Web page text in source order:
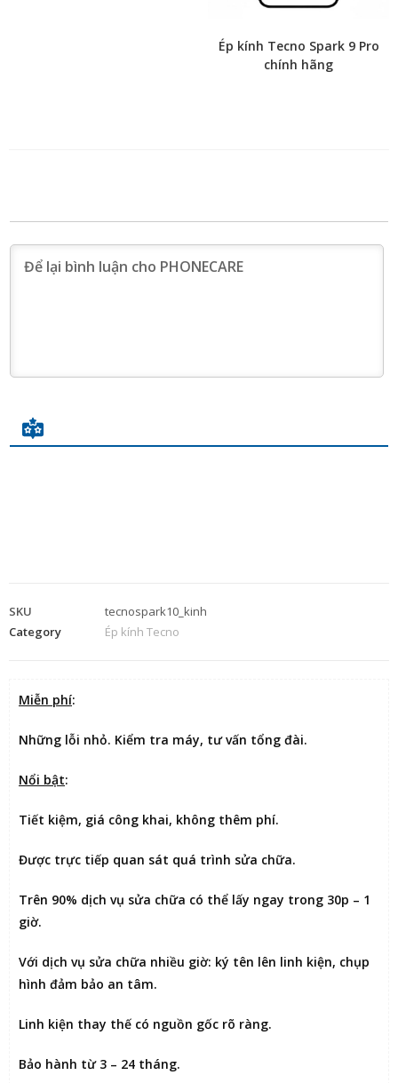
Ép kính Tecno Spark 9 Pro
chính hãng
SKU
tecnospark10_kinh
Category
Ép kính Tecno
Miễn phí:
Những lỗi nhỏ. Kiểm tra máy, tư vấn tổng đài.
Nổi bật:
Tiết kiệm, giá công khai, không thêm phí.
Được trực tiếp quan sát quá trình sửa chữa.
Trên 90% dịch vụ sửa chữa có thể lấy ngay trong 30p – 1
giờ.
Với dịch vụ sửa chữa nhiều giờ: ký tên lên linh kiện, chụp
hình đảm bảo an tâm.
Linh kiện thay thế có nguồn gốc rõ ràng.
Bảo hành từ 3 – 24 tháng.